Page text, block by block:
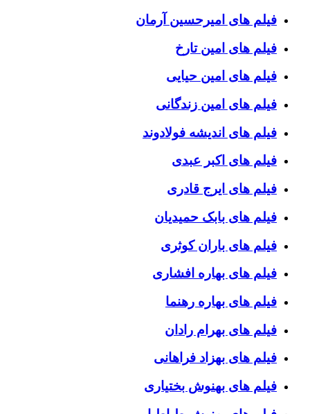
فیلم های امیرحسین آرمان
فیلم های امین تارخ
فیلم های امین حیایی
فیلم های امین زندگانی
فیلم های اندیشه فولادوند
فیلم های اکبر عبدی
فیلم های ایرج قادری
فیلم های بابک حمیدیان
فیلم های باران کوثری
فیلم های بهاره افشاری
فیلم های بهاره رهنما
فیلم های بهرام رادان
فیلم های بهزاد فراهانی
فیلم های بهنوش بختیاری